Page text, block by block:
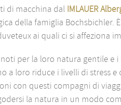
di macchina dal IMLAUER
della famiglia Bochsbichler.
ai quali ci si affeziona
per la loro natura gentile e
a loro riduce i livelli di stress e
con questi compagni di
la natura in un modo